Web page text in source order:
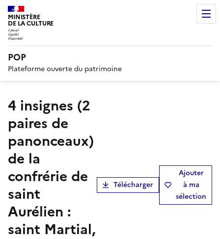
MINISTÈRE
DE LA CULTURE
POP
Plateforme ouverte du patrimoine
4 insignes (2
paires de
panonceaux)
de la
confrérie de
saint
Aurélien :
saint Martial,
Télécharger
Ajouter
à ma
sélection